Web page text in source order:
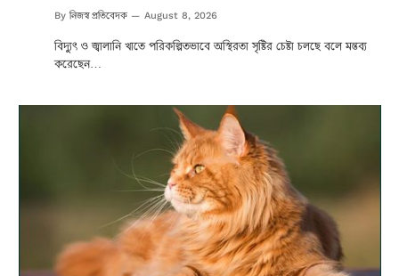
By নিজস্ব প্রতিবেদক August 8, 2026
বিদ্যুৎ ও জ্বালানি খাতে পরিকল্পিতভাবে অস্থিরতা সৃষ্টির চেষ্টা চলছে বলে মন্তব্য
করেছেন…